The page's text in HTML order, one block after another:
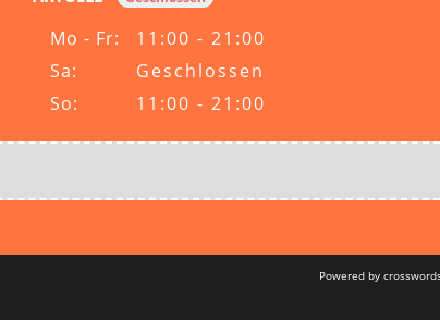
Mo - Fr:
11:00 - 21:00
Sa:
Geschlossen
So:
11:00 - 21:00
Powered by